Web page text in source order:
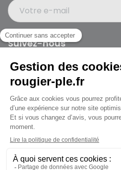
Votre e-mail
Suivez-nous
Rougier et Plé 2024 Copyright
Mentions légales
Conditions générales des ventes